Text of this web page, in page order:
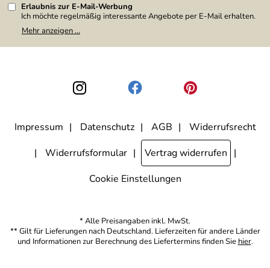
Erlaubnis zur E-Mail-Werbung
Ich möchte regelmäßig interessante Angebote per E-Mail erhalten.
Meine E-Mail-Adresse wird nicht an andere Unternehmen
weitergegeben. Zu statistischen Zwecken wird in anonymer Form
den Link "Abmelden" am Ende des Newsletters anklicke. Die
Datenschutzerklärung
habe ich zur Kenntnis genommen.
Mehr anzeigen ...
Impressum Datenschutz AGB
Widerrufsrecht
Widerrufsformular
Vertrag widerrufen
Cookie Einstellungen
* Alle Preisangaben inkl. MwSt.
** Gilt für Lieferungen nach Deutschland. Lieferzeiten für andere Länder
und Informationen zur Berechnung des Liefertermins finden Sie hier.